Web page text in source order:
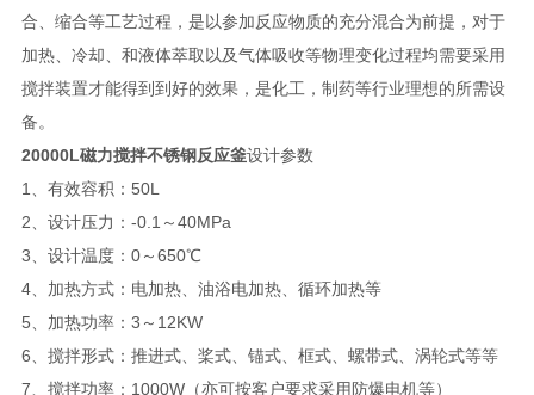
合、缩合等工艺过程，是以参加反应物质的充分混合为前提，对于
加热、冷却、和液体萃取以及气体吸收等物理变化过程均需要采用
搅拌装置才能得到到好的效果，是化工，制药等行业理想的所需设
备。
20000L磁力搅拌不锈钢反应釜设计参数
1、有效容积：50L
2、设计压力：-0.1～40MPa
3、设计温度：0～650℃
4、加热方式：电加热、油浴电加热、循环加热等
5、加热功率：3～12KW
6、搅拌形式：推进式、桨式、锚式、框式、螺带式、涡轮式等等
7、搅拌功率：1000W（亦可按客户要求采用防爆电机等）